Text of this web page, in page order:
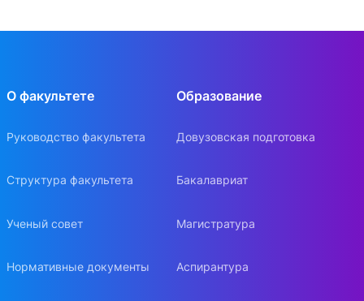
О факультете
Руководство факультета
Структура факультета
Ученый совет
Нормативные документы
Образование
Довузовская подготовка
Бакалавриат
Магистратура
Аспирантура